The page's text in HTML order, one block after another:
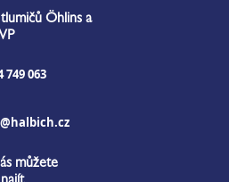
Öhlins a
749 063
můžete